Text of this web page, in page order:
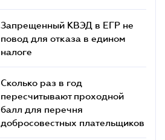
Запрещенный КВЭД в ЕГР не
повод для отказа в едином
налоге
Сколько раз в год
пересчитывают проходной
балл для перечня
добросовестных плательщиков